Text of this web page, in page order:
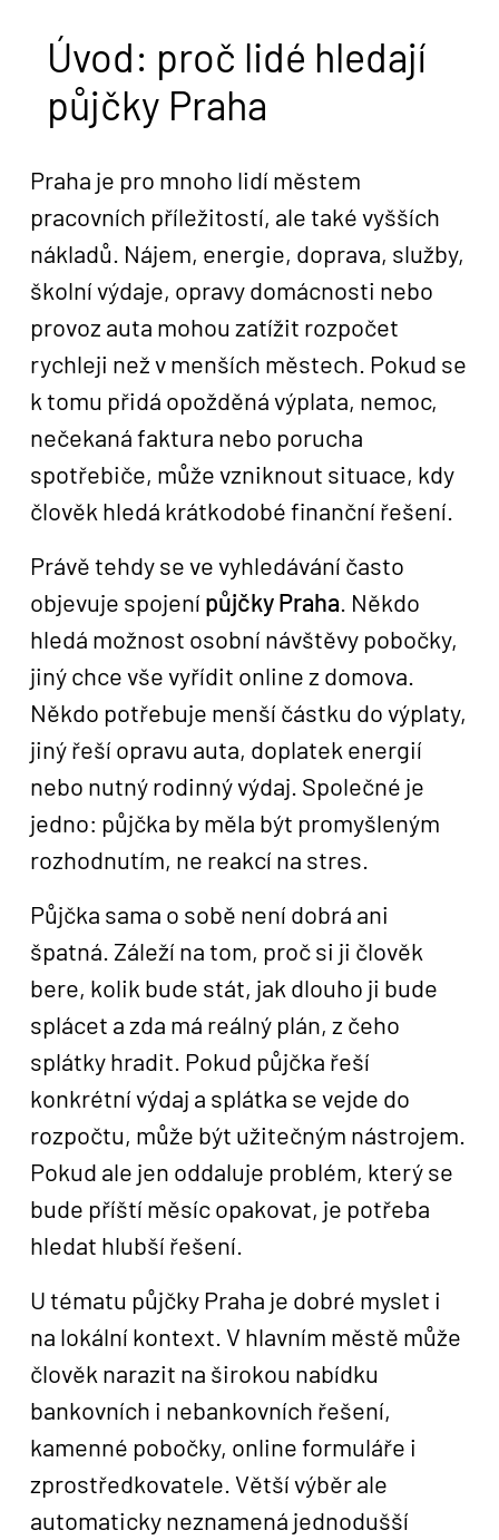
Úvod: proč lidé hledají
půjčky Praha
Praha je pro mnoho lidí městem
pracovních příležitostí, ale také vyšších
nákladů. Nájem, energie, doprava, služby,
školní výdaje, opravy domácnosti nebo
provoz auta mohou zatížit rozpočet
rychleji než v menších městech. Pokud se
k tomu přidá opožděná výplata, nemoc,
nečekaná faktura nebo porucha
spotřebiče, může vzniknout situace, kdy
člověk hledá krátkodobé finanční řešení.
Právě tehdy se ve vyhledávání často
objevuje spojení půjčky Praha . Někdo
hledá možnost osobní návštěvy pobočky,
jiný chce vše vyřídit online z domova.
Někdo potřebuje menší částku do výplaty,
jiný řeší opravu auta, doplatek energií
nebo nutný rodinný výdaj. Společné je
jedno: půjčka by měla být promyšleným
rozhodnutím, ne reakcí na stres.
Půjčka sama o sobě není dobrá ani
špatná. Záleží na tom, proč si ji člověk
bere, kolik bude stát, jak dlouho ji bude
splácet a zda má reálný plán, z čeho
splátky hradit. Pokud půjčka řeší
konkrétní výdaj a splátka se vejde do
rozpočtu, může být užitečným nástrojem.
Pokud ale jen oddaluje problém, který se
bude příští měsíc opakovat, je potřeba
hledat hlubší řešení.
U tématu půjčky Praha je dobré myslet i
na lokální kontext. V hlavním městě může
člověk narazit na širokou nabídku
bankovních i nebankovních řešení,
kamenné pobočky, online formuláře i
zprostředkovatele. Větší výběr ale
automaticky neznamená jednodušší